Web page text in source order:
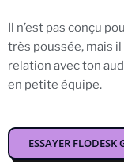
Il n’est pas conçu
très poussée, mais
relation avec ton
en petite équipe.
ESSAYER FLODESK